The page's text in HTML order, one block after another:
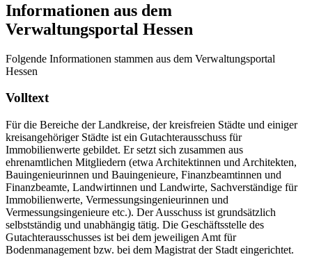
Informationen aus dem
Verwaltungsportal Hessen
Folgende Informationen stammen aus dem Verwaltungsportal
Hessen
Volltext
Für die Bereiche der Landkreise, der kreisfreien Städte und einiger
kreisangehöriger Städte ist ein Gutachterausschuss für
Immobilienwerte gebildet. Er setzt sich zusammen aus
ehrenamtlichen Mitgliedern (etwa Architektinnen und Architekten,
Bauingenieurinnen und Bauingenieure, Finanzbeamtinnen und
Finanzbeamte, Landwirtinnen und Landwirte, Sachverständige für
Immobilienwerte, Vermessungsingenieurinnen und
Vermessungsingenieure etc.). Der Ausschuss ist grundsätzlich
selbstständig und unabhängig tätig. Die Geschäftsstelle des
Gutachterausschusses ist bei dem jeweiligen Amt für
Bodenmanagement bzw. bei dem Magistrat der Stadt eingerichtet.